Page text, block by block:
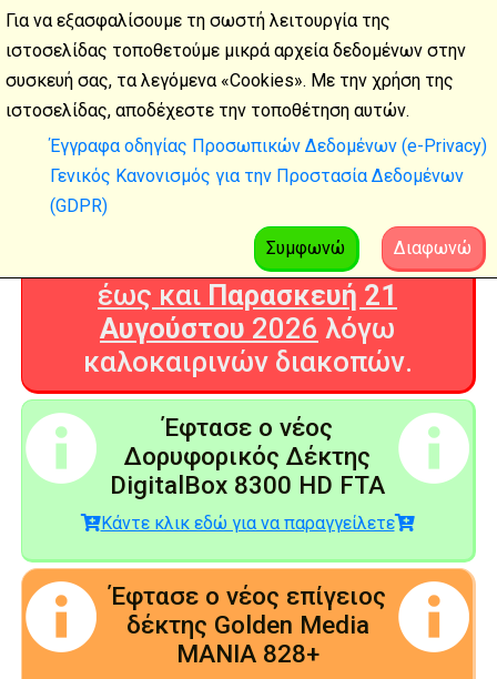
Καλοκαιρινές
διακοπές
Η Ψηφιακή Τεχνολογία θα είναι
ΚΛΕΙΣΤΗ απόΔευτέρα 3
Αυγούστου2026
έως και Παρασκευή 21
Αυγούστου 2026 λόγω
καλοκαιρινών διακοπών.
Έφτασε ο νέος
Δορυφορικός Δέκτης
DigitalBox 8300 HD FTA
Κάντε κλικ εδώ για να παραγγείλετε
Έφτασε ο νέος επίγειος
δέκτης Golden Media
MANIA 828+
Για να εξασφαλίσουμε τη σωστή λειτουργία της
ιστοσελίδας τοποθετούμε μικρά αρχεία δεδομένων στην
συσκευή σας, τα λεγόμενα «Cookies». Με την χρήση της
ιστοσελίδας, αποδέχεστε την τοποθέτηση αυτών.
Έγγραφα οδηγίας Προσωπικών Δεδομένων (e-Privacy)
Γενικός Κανονισμός για την Προστασία Δεδομένων
(GDPR)
Διαφωνώ
Συμφωνώ